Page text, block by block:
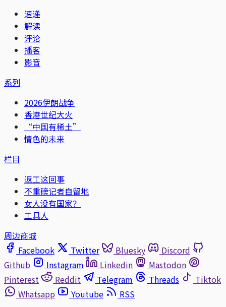
速递
解读
评论
播客
影音
系列
2026伊朗战争
香港世纪大火
“中国有稀土”
情色的未来
栏目
返工这回事
不重磅记者自留地
女人没有国家？
工具人
周边商城
Facebook
Twitter Bluesky
Discord
Github
Instagram Linkedin
Mastodon
Pinterest
Reddit Telegram Threads
Tiktok
Whatsapp
Youtube
RSS